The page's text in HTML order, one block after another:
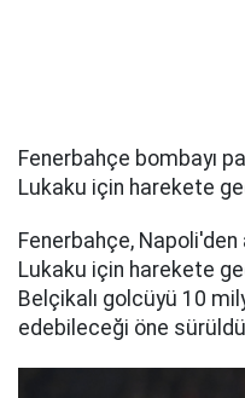
Fenerbahçe bombayı
Lukaku için harekete
Fenerbahçe, Napoli'den
Lukaku için harekete
Belçikalı golcüyü 10
edebileceği öne